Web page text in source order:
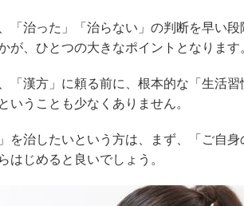
「治った」「治らない」の判断を早い
が、ひとつの大きなポイントとなります
「漢方」に頼る前に、根本的な「生活
いうことも少なくありません。
」を治したいという方は、まず、「ご自
はじめると良いでしょう。